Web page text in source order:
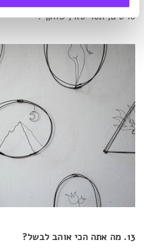
סרטים, תסריטאי, שחקן".
13. מה אתה הכי אוהב לבשל?